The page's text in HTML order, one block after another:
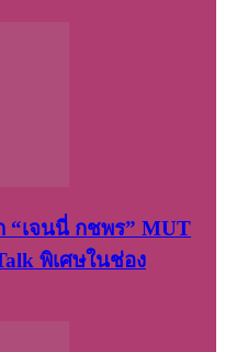
“เจนนี่ กชพร” MUT
พิเศษในช่อง